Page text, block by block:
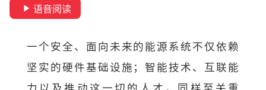
语音阅读
一个安全、面向未来的能源系统不仅依赖
坚实的硬件基础设施；智能技术、互联能